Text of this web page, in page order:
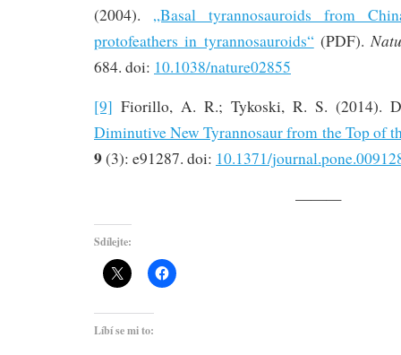
(2004). „Basal tyrannosauroids from
protofeathers in tyrannosauroids“ (PDF).
684. doi: 10.1038/nature02855
[9] Fiorillo, A. R.; Tykoski, R. S. (2014).
Diminutive New Tyrannosaur from the Top of
9(3): e91287. doi: 10.1371/
———
Sdílejte:
Líbí se mi to: